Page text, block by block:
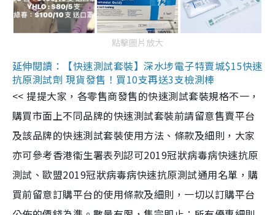
點擊圖片放大
延伸閱讀：【快速測試套裝】深水埗電子特賣城$15快速
抗原測試劑 現貨發售！買10支再送3支檢測棒
<< 提提大家，各零售商發售的快速測試套裝規格不一，
購買市面上不同品牌的快速測試套裝前請留意售賣平台
及該品牌的快速測試套裝使用方法、條款及細則，大家
亦可參考香港衞生署表列認可2019冠狀病毒病快速抗原
測試、歐盟2019冠狀病毒病快速抗原測試通用名單，購
買前留意訂購平台的使用條款及細則，一切以訂購平台